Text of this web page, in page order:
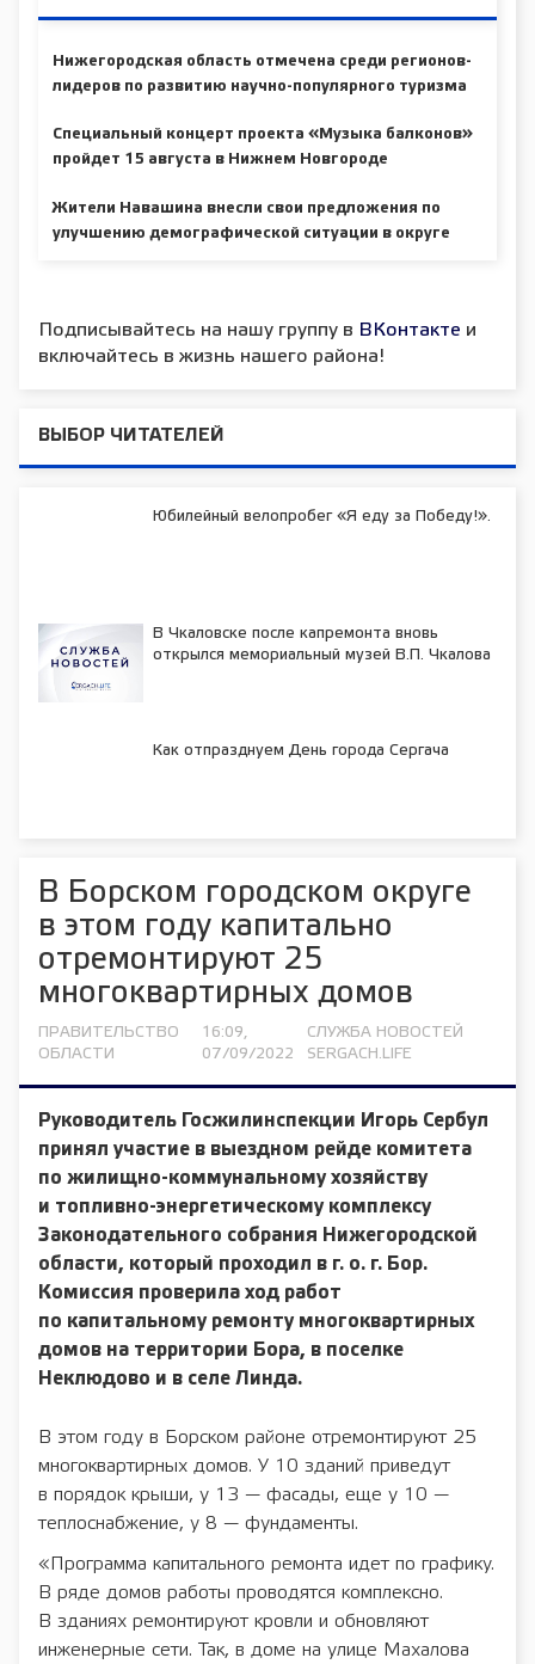
Нижегородская область отмечена среди регионов-
лидеров по развитию научно-популярного туризма
Специальный концерт проекта «Музыка балконов»
пройдет 15 августа в Нижнем Новгороде
Жители Навашина внесли свои предложения по
улучшению демографической ситуации в округе
Подписывайтесь на нашу группу в ВКонтакте и
включайтесь в жизнь нашего района!
ВЫБОР ЧИТАТЕЛЕЙ
Юбилейный велопробег «Я еду за Победу!».
В Чкаловске после капремонта вновь
открылся мемориальный музей В.П. Чкалова
Как отпразднуем День города Сергача
В Борском городском округе
в этом году капитально
отремонтируют 25
многоквартирных домов
ПРАВИТЕЛЬСТВО
ОБЛАСТИ
16:09,
07/09/2022
СЛУЖБА НОВОСТЕЙ
SERGACH.LIFE
Руководитель Госжилинспекции Игорь Сербул
принял участие в выездном рейде комитета
по жилищно-коммунальному хозяйству
и топливно-энергетическому комплексу
Законодательного собрания Нижегородской
области, который проходил в г. о. г. Бор.
Комиссия проверила ход работ
по капитальному ремонту многоквартирных
домов на территории Бора, в поселке
Неклюдово и в селе Линда.
В этом году в Борском районе отремонтируют 25
многоквартирных домов. У 10 зданий приведут
в порядок крыши, у 13 — фасады, еще у 10 —
теплоснабжение, у 8 — фундаменты.
«Программа капитального ремонта идет по графику.
В ряде домов работы проводятся комплексно.
В зданиях ремонтируют кровли и обновляют
инженерные сети. Так, в доме на улице Махалова